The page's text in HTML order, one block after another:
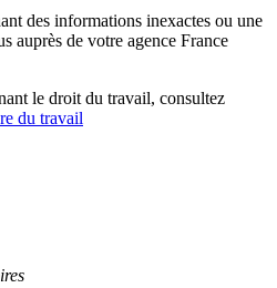
des informations inexactes ou une
auprès de votre agence France
le droit du travail, consultez
du travail